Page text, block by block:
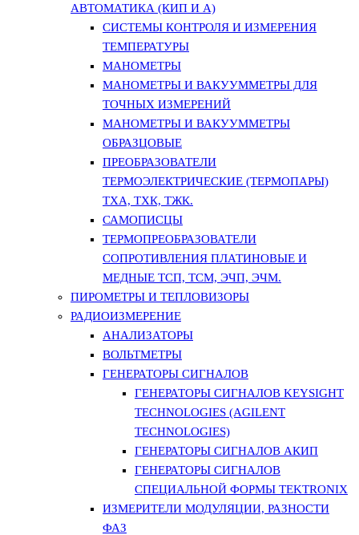
АВТОМАТИКА (КИП И А)
СИСТЕМЫ КОНТРОЛЯ И ИЗМЕРЕНИЯ
ТЕМПЕРАТУРЫ
МАНОМЕТРЫ
МАНОМЕТРЫ И ВАКУУММЕТРЫ ДЛЯ
ТОЧНЫХ ИЗМЕРЕНИЙ
МАНОМЕТРЫ И ВАКУУММЕТРЫ
ОБРАЗЦОВЫЕ
ПРЕОБРАЗОВАТЕЛИ
ТЕРМОЭЛЕКТРИЧЕСКИЕ (ТЕРМОПАРЫ)
ТХА, ТХК, ТЖК.
САМОПИСЦЫ
ТЕРМОПРЕОБРАЗОВАТЕЛИ
СОПРОТИВЛЕНИЯ ПЛАТИНОВЫЕ И
МЕДНЫЕ ТСП, ТСМ, ЭЧП, ЭЧМ.
ПИРОМЕТРЫ И ТЕПЛОВИЗОРЫ
РАДИОИЗМЕРЕНИЕ
АНАЛИЗАТОРЫ
ВОЛЬТМЕТРЫ
ГЕНЕРАТОРЫ СИГНАЛОВ
ГЕНЕРАТОРЫ СИГНАЛОВ KEYSIGHT
TECHNOLOGIES (AGILENT
TECHNOLOGIES)
ГЕНЕРАТОРЫ СИГНАЛОВ АКИП
ГЕНЕРАТОРЫ СИГНАЛОВ
СПЕЦИАЛЬНОЙ ФОРМЫ TEKTRONIX
ИЗМЕРИТЕЛИ МОДУЛЯЦИИ, РАЗНОСТИ
ФАЗ